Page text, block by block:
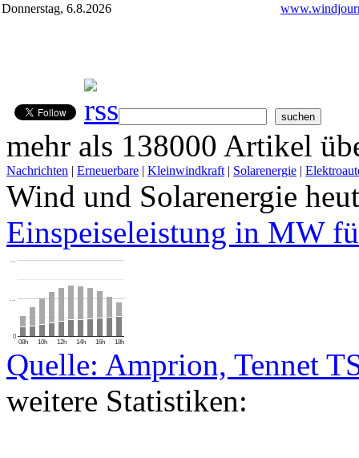
Donnerstag, 6.8.2026
mehr als 138000 Artikel
Nachrichten | Erneuerbare | Kleinwindkraft | Solarenergie |
Wind und Solarenergie
Einspeiseleistung in MW
08h 10h 12h 14h 16h 18h
0
…
…
Quelle: Amprion, Tennet
weitere Statistiken: